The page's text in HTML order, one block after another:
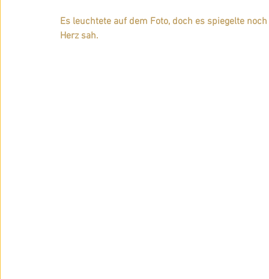
Es leuchtete auf dem Foto, doch es spiegelte
Herz sah.